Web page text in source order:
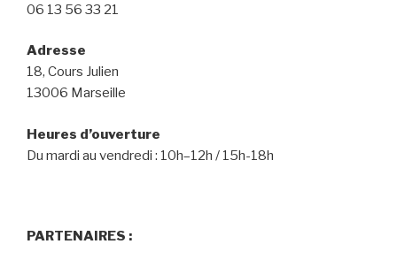
06 13 56 33 21
Adresse
18, Cours Julien
13006 Marseille
Heures d’ouverture
Du mardi au vendredi : 10h–12h / 15h-18h
PARTENAIRES :